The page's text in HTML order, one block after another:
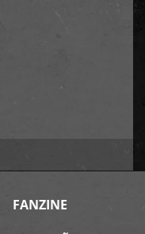
FANZINE